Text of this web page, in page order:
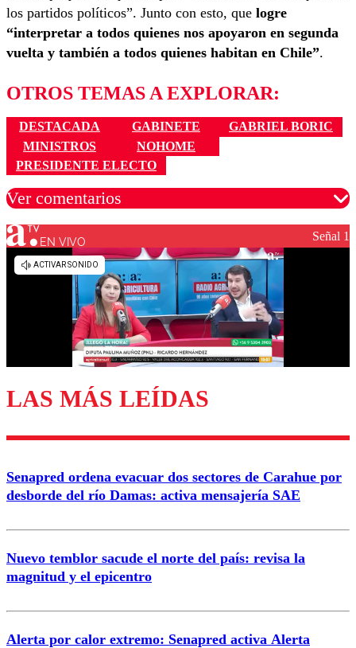
los partidos políticos”. Junto con esto, que logre
“interpretar a todos quienes nos apoyaron en segunda
vuelta y también a todos quienes habitan en Chile”.
OTROS TEMAS A EXPLORAR:
DESTACADA GABINETE
GABRIEL BORIC
MINISTROS
NOHOME
PRESIDENTE ELECTO
Ver comentarios
Los comentarios son moderados para garantizar un
diálogo respetuoso.
Enviar comentario
EN VIVO Señal 1
LAS MÁS LEÍDAS
Senapred ordena evacuar dos sectores de Carahue por
desborde del río Damas: activa mensajería SAE
Nuevo temblor sacude el norte del país: revisa la
magnitud y el epicentro
Alerta por calor extremo: Senapred activa Alerta